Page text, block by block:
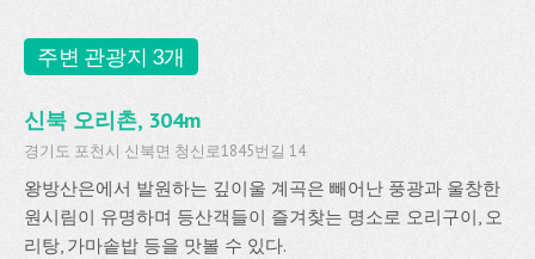
주변 관광지 3개
신북 오리촌, 304m
경기도 포천시 신북면 청신로1845번길 14
왕방산은에서 발원하는 깊이울 계곡은 빼어난 풍광과 울창한
원시림이 유명하며 등산객들이 즐겨찾는 명소로 오리구이, 오
리탕, 가마솥밥 등을 맛볼 수 있다.